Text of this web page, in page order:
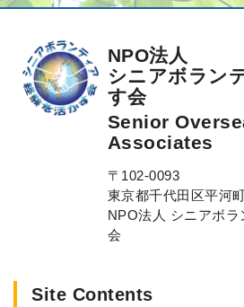
NPO法人
シニアボラン
す会
Senior
Associates
〒102-0093
東京都千代田区平河
NPO法人 シニアボ
会
Site Contents